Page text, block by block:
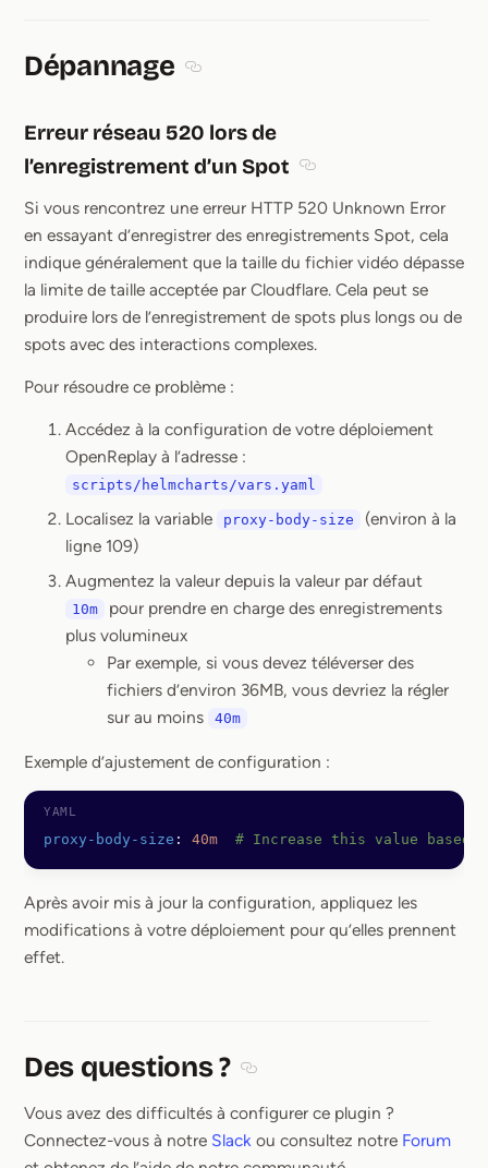
Dépannage
Erreur réseau 520 lors de
l’enregistrement d’un Spot
Si vous rencontrez une erreur HTTP 520 Unknown Error
en essayant d’enregistrer des enregistrements Spot, cela
indique généralement que la taille du fichier vidéo dépasse
la limite de taille acceptée par Cloudflare. Cela peut se
produire lors de l’enregistrement de spots plus longs ou de
spots avec des interactions complexes.
Pour résoudre ce problème :
Accédez à la configuration de votre déploiement
OpenReplay à l’adresse :
scripts/helmcharts/vars.yaml
Localisez la variable proxy-body-size
(environ à la
ligne 109)
Augmentez la valeur depuis la valeur par défaut
10m
pour prendre en charge des enregistrements
plus volumineux
Par exemple, si vous devez téléverser des
fichiers d’environ 36MB, vous devriez la régler
sur au moins
40m
Exemple d’ajustement de configuration :
proxy-body-size : 40m
# Increase this value based
Après avoir mis à jour la configuration, appliquez les
modifications à votre déploiement pour qu’elles prennent
effet.
Des questions ?
Vous avez des difficultés à configurer ce plugin ?
Connectez-vous à notre Slack ou consultez notre Forum